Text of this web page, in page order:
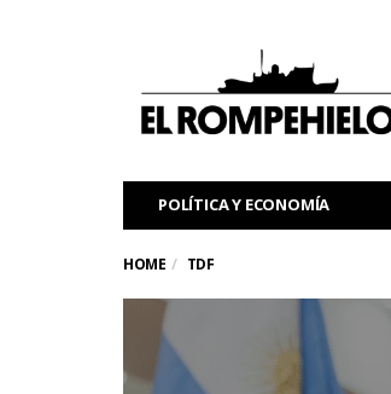
POLÍTICA Y ECONOMÍA
HOME TDF